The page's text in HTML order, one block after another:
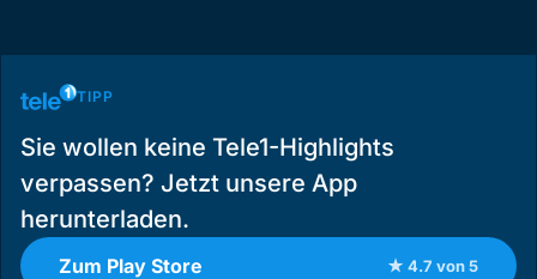
TIPP
Sie wollen keine Tele1-Highlights
verpassen? Jetzt unsere App
herunterladen.
Zum Play Store ★ 4.7 von 5